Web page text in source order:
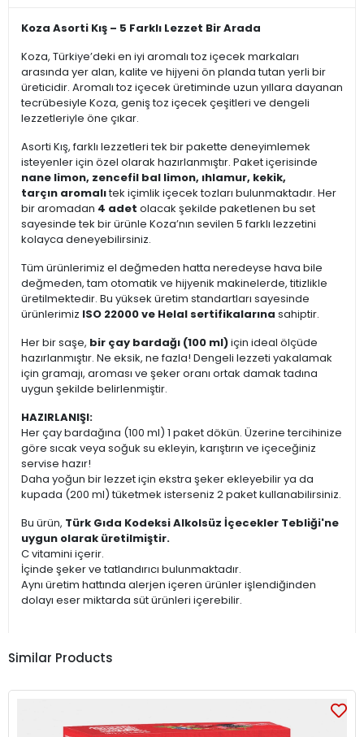
Koza Asorti Kış – 5 Farklı Lezzet Bir Arada
Koza, Türkiye’deki en iyi aromalı toz içecek markaları
arasında yer alan, kalite ve hijyeni ön planda tutan yerli bir
üreticidir. Aromalı toz içecek üretiminde uzun yıllara dayanan
tecrübesiyle Koza, geniş toz içecek çeşitleri ve dengeli
lezzetleriyle öne çıkar.
Asorti Kış, farklı lezzetleri tek bir pakette deneyimlemek
isteyenler için özel olarak hazırlanmıştır. Paket içerisinde
nane limon, zencefil bal limon, ıhlamur, kekik,
tarçın aromalıtek içimlik içecek tozları bulunmaktadır. Her
bir aromadan 4 adet olacak şekilde paketlenen bu set
sayesinde tek bir ürünle Koza’nın sevilen 5 farklı lezzetini
kolayca deneyebilirsiniz.
Tüm ürünlerimiz el değmeden hatta neredeyse hava bile
değmeden, tam otomatik ve hijyenik makinelerde, titizlikle
üretilmektedir. Bu yüksek üretim standartları sayesinde
ürünlerimiz ISO 22000 ve Helal sertifikalarına sahiptir.
Her bir saşe, bir çay bardağı (100 ml)için ideal ölçüde
hazırlanmıştır. Ne eksik, ne fazla! Dengeli lezzeti yakalamak
için gramajı, aroması ve şeker oranı ortak damak tadına
uygun şekilde belirlenmiştir.
HAZIRLANIŞI:
Her çay bardağına (100 ml) 1 paket dökün. Üzerine tercihinize
göre sıcak veya soğuk su ekleyin, karıştırın ve içeceğiniz
servise hazır!
Daha yoğun bir lezzet için ekstra şeker ekleyebilir ya da
kupada (200 ml) tüketmek isterseniz 2 paket kullanabilirsiniz.
Bu ürün, Türk Gıda Kodeksi Alkolsüz İçecekler Tebliği'ne
uygun olarak üretilmiştir.
C vitamini içerir.
İçinde şeker ve tatlandırıcı bulunmaktadır.
Aynı üretim hattında alerjen içeren ürünler işlendiğinden
dolayı eser miktarda süt ürünleri içerebilir.
Similar Products